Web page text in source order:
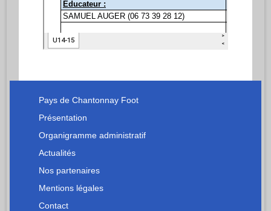
Pays de Chantonnay Foot
Présentation
Organigramme administratif
Actualités
Nos partenaires
Mentions légales
Contact